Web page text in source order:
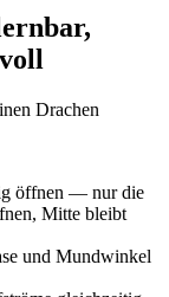
Drachen
öffnen — nur die
Mitte bleibt
und Mundwinkel